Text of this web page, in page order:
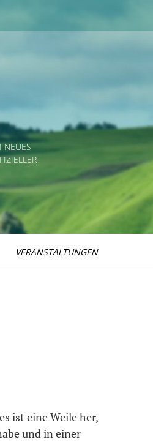
NEUES
VERANSTALTUNGEN
ist eine Weile her,
und in einer